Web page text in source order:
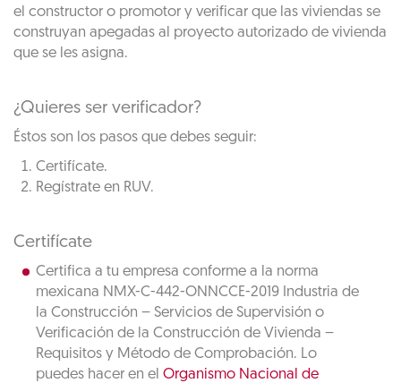
el constructor o promotor y verificar que las viviendas se
construyan apegadas al proyecto autorizado de vivienda
que se les asigna.
¿Quieres ser verificador?
Éstos son los pasos que debes seguir:
Certifícate.
Regístrate en RUV.
Certifícate
Certifica a tu empresa conforme a la norma
mexicana NMX-C-442-ONNCCE-2019 Industria de
la Construcción – Servicios de Supervisión o
Verificación de la Construcción de Vivienda –
Requisitos y Método de Comprobación. Lo
puedes hacer en elOrganismo Nacional de